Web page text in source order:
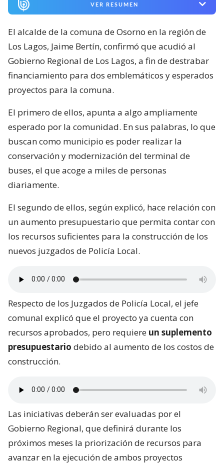
VER RESUMEN
El alcalde de la comuna de Osorno en la región de
Los Lagos, Jaime Bertín, confirmó que acudió al
Gobierno Regional de Los Lagos, a fin de destrabar
financiamiento para dos emblemáticos y esperados
proyectos para la comuna.
El primero de ellos, apunta a algo ampliamente
esperado por la comunidad. En sus palabras, lo que
buscan como municipio es poder realizar la
conservación y modernización del terminal de
buses, el que acoge a miles de personas
diariamente.
El segundo de ellos, según explicó, hace relación con
un aumento presupuestario que permita contar con
los recursos suficientes para la construcción de los
nuevos juzgados de Policía Local.
Respecto de los Juzgados de Policía Local, el jefe
comunal explicó que el proyecto ya cuenta con
recursos aprobados, pero requiere un suplemento
presupuestario debido al aumento de los costos de
construcción.
Las iniciativas deberán ser evaluadas por el
Gobierno Regional, que definirá durante los
próximos meses la priorización de recursos para
avanzar en la ejecución de ambos proyectos